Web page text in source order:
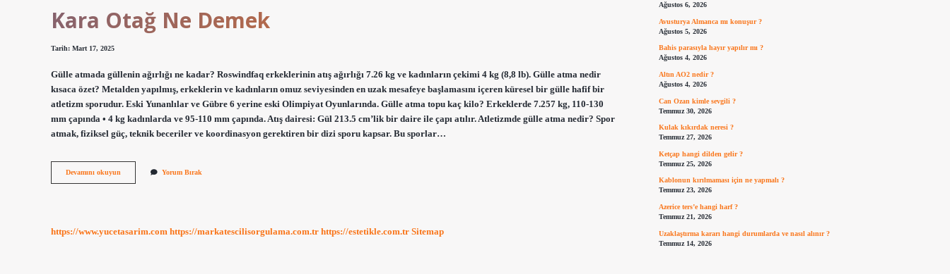
Kara Otağ Ne Demek
Tarih: Mart 17, 2025
Gülle atmada güllenin ağırlığı ne kadar? Roswindfaq erkeklerinin atış ağırlığı 7.26 kg ve kadınların çekimi 4 kg (8,8 lb). Gülle atma nedir
kısaca özet? Metalden yapılmış, erkeklerin ve kadınların omuz seviyesinden en uzak mesafeye başlamasını içeren küresel bir gülle hafif bir
atletizm sporudur. Eski Yunanlılar ve Gübre 6 yerine eski Olimpiyat Oyunlarında. Gülle atma topu kaç kilo? Erkeklerde 7.257 kg, 110-130
mm çapında • 4 kg kadınlarda ve 95-110 mm çapında. Atış dairesi: Gül 213.5 cm’lik bir daire ile çapı atılır. Atletizmde gülle atma nedir? Spor
atmak, fiziksel güç, teknik beceriler ve koordinasyon gerektiren bir dizi sporu kapsar. Bu sporlar…
Devamını okuyun
Otağ
Yorum Bırak
https://www.yucetasarim.com https://markatescilisorgulama.com.tr https://estetikle.com.tr Sitemap
Ağustos 6, 2026
Avusturya Almanca mı konuşur ?
Ağustos 5, 2026
Bahis parasıyla hayır yapılır mı ?
Ağustos 4, 2026
Altın AO2 nedir ?
Ağustos 4, 2026
Can Ozan kimle sevgili ?
Temmuz 30, 2026
Kulak kıkırdak neresi ?
Temmuz 27, 2026
Ketçap hangi dilden gelir ?
Temmuz 25, 2026
Kablonun kırılmaması için ne yapmalı ?
Temmuz 23, 2026
Azerice ters’e hangi harf ?
Temmuz 21, 2026
Uzaklaştırma kararı hangi durumlarda ve nasıl alınır ?
Temmuz 14, 2026